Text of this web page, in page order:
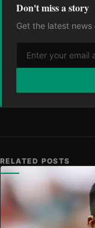
Don't miss a story
Get the latest
RELATED POSTS